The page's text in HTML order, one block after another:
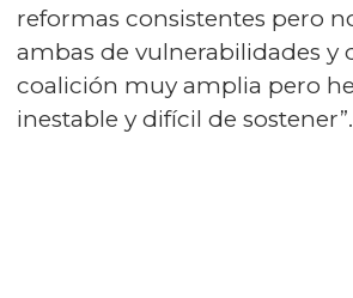
reformas consistentes pero
ambas de vulnerabilidades y
coalición muy amplia pero
inestable y difícil de sostener”.